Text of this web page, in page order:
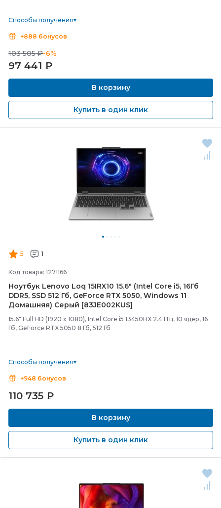
Способы получения
+888 бонусов
103 505 ₽-6%
97 441 ₽
В корзину
Купить в один клик
5 1
Код товара: 1271166
Ноутбук Lenovo Loq 15IRX10 15.6" (Intel Core i5, 16Гб
DDR5, SSD 512 Гб, GeForce RTX 5050, Windows 11
Домашняя) Серый [83JE002KUS]
15.6" Full HD (1920 x 1080), Intel Core i5 13450HX 2.4 ГГц, 10 ядер, 16
Гб, GeForce RTX 5050 8 Гб, 512 Гб
Способы получения
+948 бонусов
110 735 ₽
В корзину
Купить в один клик